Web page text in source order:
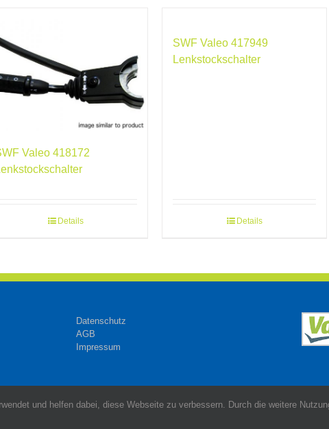
Valeo 418172
Details
SWF Valeo 417949
Lenkstockschalter
Details
Datenschutz
AGB
Impressum
und helfen dabei, diese Webseite zu verbessern. Durch die weitere